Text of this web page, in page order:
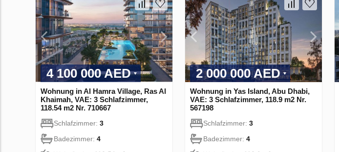
4 100 000 AED
Wohnung in Al Hamra Village, Ras Al
Khaimah, VAE: 3 Schlafzimmer,
118.54 m2 Nr. 710667
Schlafzimmer: 3
Badezimmer: 4
2 000 000 AED
Wohnung in Yas Island, Abu Dhabi,
VAE: 3 Schlafzimmer, 118.9 m2 Nr.
567198
Schlafzimmer: 3
Badezimmer: 4